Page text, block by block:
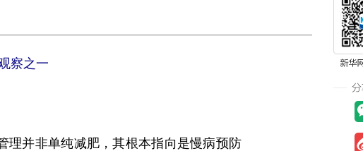
察之一
并非单纯减肥，其根本指向是慢病预防